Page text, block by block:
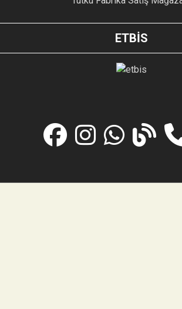
ETBİS